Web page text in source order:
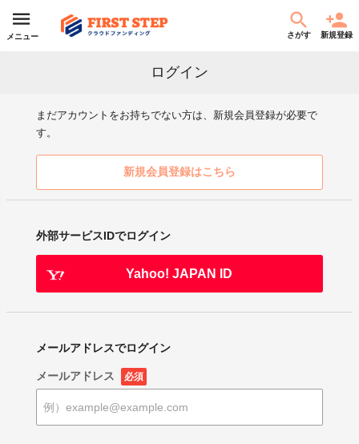
メニュー さがす 新規登録
ログイン
まだアカウントをお持ちでない方は、新規会員登録が必要で
す。
新規会員登録はこちら
外部サービスIDでログイン
Yahoo! JAPAN ID
メールアドレスでログイン
メールアドレス 必須